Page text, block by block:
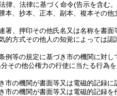
律、法律に基づく命令(告示を含む
、抄本、正本、副本、複本その
、押印その他氏名又は名称を書面
方式その他人の知覚によっては
等の規定に基づき市の機関に対し
その他公権力の行使に当たる行為
の機関が書面等又は電磁的記録に
の機関が書面等又は電磁的記録を